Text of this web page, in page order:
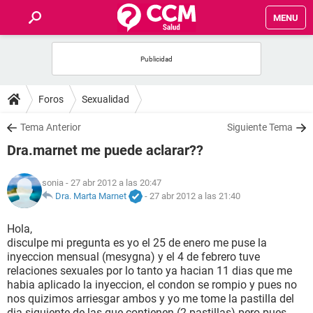
MENU
FOROS
SALUD
NUTRICIÓN
BIENESTAR
SEXUALIDAD
GLOSARIO
Foros Sexualidad
Tema Anterior Siguiente Tema
Dra.marnet me puede aclarar??
sonia - 27 abr 2012 a las 20:47
Dra. Marta Marnet
- 27 abr 2012 a las 21:40
Hola,
disculpe mi pregunta es yo el 25 de enero me puse la
inyeccion mensual (mesygna) y el 4 de febrero tuve
relaciones sexuales por lo tanto ya hacian 11 dias que me
habia aplicado la inyeccion, el condon se rompio y pues no
nos quizimos arriesgar ambos y yo me tome la pastilla del